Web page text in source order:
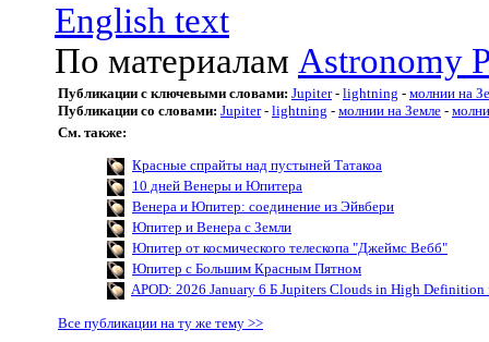
English text
По материалам Astronomy
Публикации с ключевыми словами: Jupiter- lightning - молнии на
Публикации со словами: Jupiter- lightning - молнии на Земле -
См. также:
Красные спрайты над пустыней Татакоа
10 дней Венеры и Юпитера
Венера и Юпитер: соединение из Эйвбери
Юпитер и Венера с Земли
Юпитер от космического телескопа "Джеймс Вебб"
Юпитер с Большим Красным Пятном
APOD: 2026 January 6 Б Jupiters Clouds in High Definition
Все публикации на ту же тему >>